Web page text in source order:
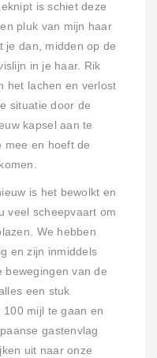
is schiet deze
pluk van mijn haar
je dan, midden op de
in je haar. Rik
het lachen en verlost
situatie door de
kapsel aan te
mee en hoeft de
is het bewolkt en
veel scheepvaart om
We hebben
en zijn inmiddels
bewegingen van de
een stuk
mijl te gaan en
gastenvlag
uit naar onze